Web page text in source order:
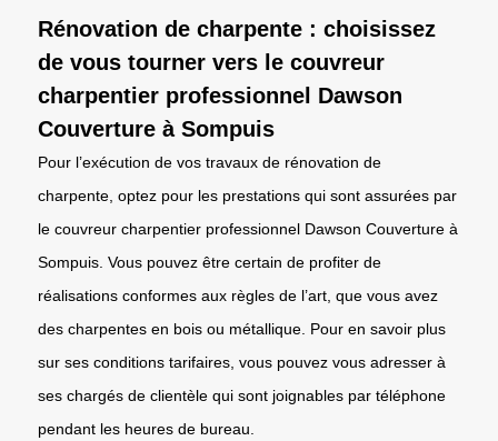
Rénovation de charpente : choisissez
de vous tourner vers le couvreur
charpentier professionnel Dawson
Couverture à Sompuis
Pour l’exécution de vos travaux de rénovation de
charpente, optez pour les prestations qui sont assurées par
le couvreur charpentier professionnel Dawson Couverture à
Sompuis. Vous pouvez être certain de profiter de
réalisations conformes aux règles de l’art, que vous avez
des charpentes en bois ou métallique. Pour en savoir plus
sur ses conditions tarifaires, vous pouvez vous adresser à
ses chargés de clientèle qui sont joignables par téléphone
pendant les heures de bureau.